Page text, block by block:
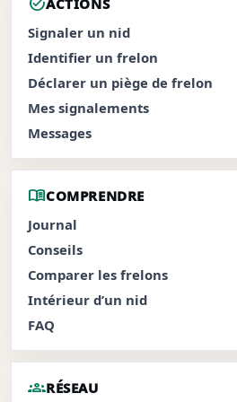
Signaler un nid
Identifier un frelon
Déclarer un piège de frelon
Mes signalements
Messages
menu_bookCOMPRENDRE
Journal
Conseils
Comparer les frelons
Intérieur d’un nid
FAQ
groupsRÉSEAU